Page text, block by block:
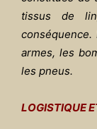
tissus de
armes, les
les pneus.
LOGISTIQUE